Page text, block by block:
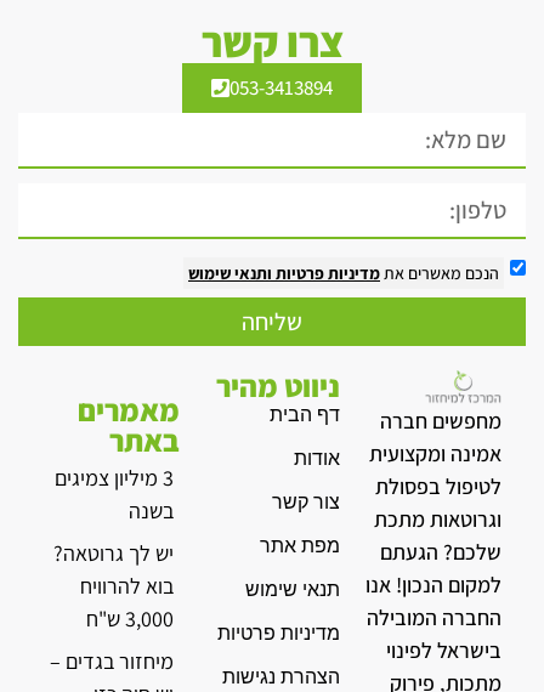
צרו קשר
053-3413894
הנכם מאשרים אתמדיניות פרטיות ותנאי שימוש
שליחה
מחפשים חברה
אמינה ומקצועית
לטיפול בפסולת
וגרוטאות מתכת
שלכם? הגעתם
למקום הנכון! אנו
החברה המובילה
בישראל לפינוי
מתכות, פירוק
ניווט מהיר
דף הבית
אודות
צור קשר
מפת אתר
תנאי שימוש
מדיניות פרטיות
הצהרת נגישות
מאמרים
באתר
3 מיליון צמיגים
בשנה
יש לך גרוטאה?
בוא להרוויח
3,000 ש"ח
מיחזור בגדים –